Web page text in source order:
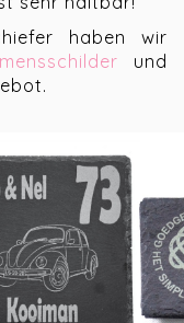
haben wir
und